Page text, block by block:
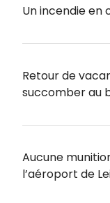
Un incendie en
Retour de
succomber au
Aucune
l’aéroport de